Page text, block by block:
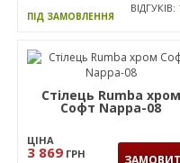
Стілець Сільвія
Шкірозамінник
2099
1 949 ГРН